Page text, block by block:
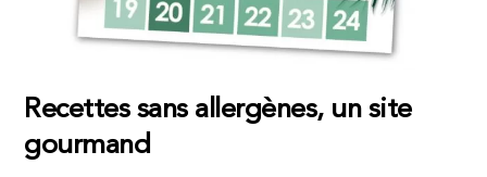
Recettes sans allergènes, un site
gourmand